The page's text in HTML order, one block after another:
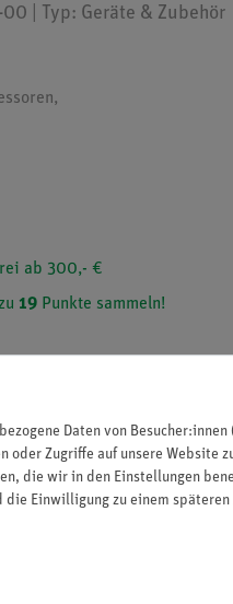
| Typ: Geräte & Zubehör
ab 300,- €
19 Punkte sammeln!
Daten von Besucher:innen
oder Zugriffe auf unsere Website
die wir in den Einstellungen
Einwilligung zu einem